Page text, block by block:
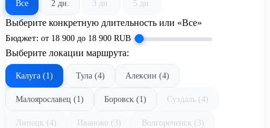
Все 2 дн. 3 дн. 5 дн.
Выберите конкретную длительность или «Все»
Бюджет: от 18 900 до 18 900 RUB
Выберите локации маршрута:
Калуга (1) Тула (4) Алексин (4)
Малоярославец (1) Боровск (1) Суздаль (4)
Липецк (4) Иваново (3) Волгореченск (3)